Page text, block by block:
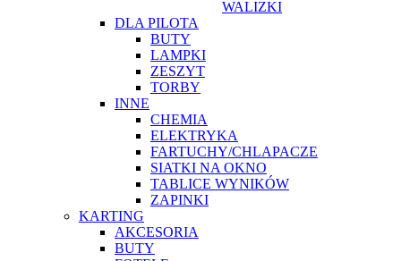
WALIZKI
DLA PILOTA
BUTY
LAMPKI
ZESZYT
TORBY
INNE
CHEMIA
ELEKTRYKA
FARTUCHY/CHLAPACZE
SIATKI NA OKNO
TABLICE WYNIKÓW
ZAPINKI
KARTING
AKCESORIA
BUTY